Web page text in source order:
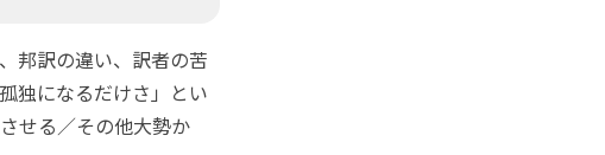
邦訳の違い、訳者の苦
独になるだけさ」とい
せる／その他大勢か